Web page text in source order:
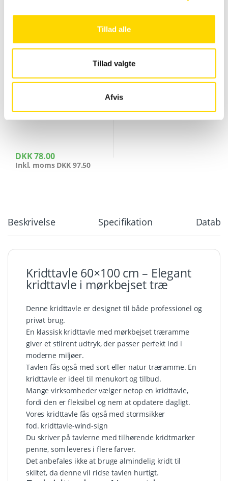
Tillad alle
Tillad valgte
Afvis
,
Markerpen sæt hvid 6/15mm
DKK78.00
Inkl. moms DKK 97.50
Beskrivelse Specifikation
Kridttavle 60×100 cm – Elegant
kridttavle i mørkbejset træ
Denne kridttavle er designet til både professionel og
privat brug.
En klassisk kridttavle med mørkbejset træramme
giver et stilrent udtryk, der passer perfekt ind i
moderne miljøer.
Tavlen fås også medsorteller natur træramme. En
kridttavle er ideel til menukort og tilbud.
Mange virksomheder vælger netop en kridttavle,
fordi den er fleksibel og nem at opdatere dagligt.
Vores kridttavle fås også med stormsikker
fod. kridttavle-wind-sign
Du skriver på tavlerne med tilhørende kridtmarker
penne, som leveres i flere farver.
Det anbefales ikke at bruge almindelig kridt til
skiltet, da denne vil ridse tavlen hurtigt.